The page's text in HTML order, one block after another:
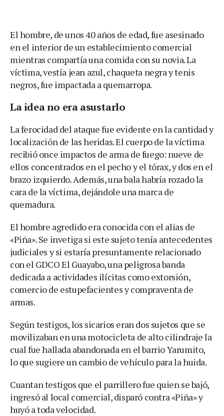
El hombre, de unos 40 años de edad, fue asesinado
en el interior de un establecimiento comercial
mientras compartía una comida con su novia. La
víctima, vestía jean azul, chaqueta negra y tenis
negros, fue impactada a quemarropa.
La idea no era asustarlo
La ferocidad del ataque fue evidente en la cantidad y
localización de las heridas. El cuerpo de la víctima
recibió once impactos de arma de fuego: nueve de
ellos concentrados en el pecho y el tórax, y dos en el
brazo izquierdo. Además, una bala habría rozado la
cara de la víctima, dejándole una marca de
quemadura.
El hombre agredido era conocida con el alias de
«Piña». Se invetiga si este sujeto tenía antecedentes
judiciales y si estaría presuntamente relacionado
con el GDCO El Guayabo, una peligrosa banda
dedicada a actividades ilícitas como extorsión,
comercio de estupefacientes y compraventa de
armas.
Según testigos, los sicarios eran dos sujetos que se
movilizaban en una motocicleta de alto cilindraje la
cual fue hallada abandonada en el barrio Yarumito,
lo que sugiere un cambio de vehículo para la huida.
Cuantan testigos que el parrillero fue quien se bajó,
ingresó al local comercial, disparó contra «Piña» y
huyó a toda velocidad.